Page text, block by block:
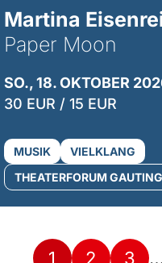
Martina
Paper Moon
SO., 18. OKTOBER
30 EUR / 15 EUR
MUSIK
VIELKLANG
THEATERFORUM
1 2 3 …